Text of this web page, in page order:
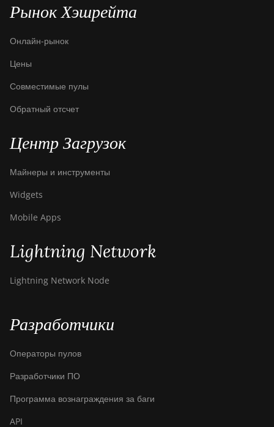
Рынок Хэшрейта
Онлайн-рынок
Цены
Совместимые пулы
Обратный отсчет
Центр Загрузок
Майнеры и инструменты
Widgets
Mobile Apps
Lightning Network
Lightning Network Node
Разработчики
Операторы пулов
Разработчики ПО
Программа вознаграждения за баги
API